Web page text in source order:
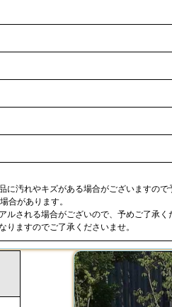
汚れやキズがある場合がございますので
合があります。
される場合がございので、予めご了承く
ますのでご了承くださいませ。